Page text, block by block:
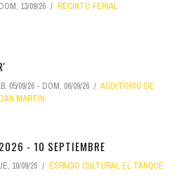
DOM, 13/09/26 RECINTO FERIAL
05/09/26 - DOM, 06/09/26
AUDITORIO DE
MARTÍN
2026 - 10 SEPTIEMBRE
10/09/26 ESPACIO CULTURAL EL TANQUE